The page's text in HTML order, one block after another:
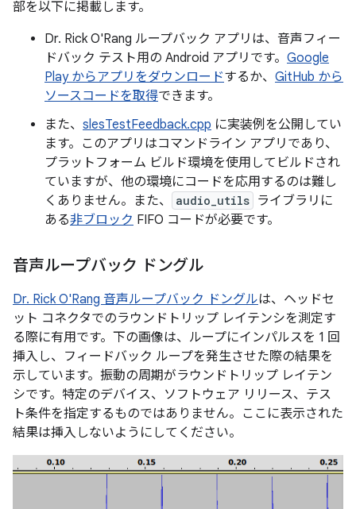
部を以下に掲載します。
Dr. Rick O'Rang ループバック アプリは、音声フィー
ドバック テスト用の Android アプリです。 Google
Play からアプリをダウンロードするか、 GitHub から
ソースコードを取得できます。
また、 slesTestFeedback.cpp に実装例を公開してい
ます。このアプリはコマンドライン アプリであり、
プラットフォーム ビルド環境を使用してビルドされ
ていますが、他の環境にコードを応用するのは難し
くありません。また、
audio_utils ライブラリに
ある非ブロック FIFO コードが必要です。
音声ループバック ドングル
Dr. Rick O'Rang 音声ループバック ドングルは、ヘッドセ
ット コネクタでのラウンドトリップ レイテンシを測定す
る際に有用です。下の画像は、ループにインパルスを 1 回
挿入し、フィードバック ループを発生させた際の結果を
示しています。振動の周期がラウンドトリップ レイテン
シです。特定のデバイス、ソフトウェア リリース、テス
ト条件を指定するものではありません。ここに表示された
結果は挿入しないようにしてください。